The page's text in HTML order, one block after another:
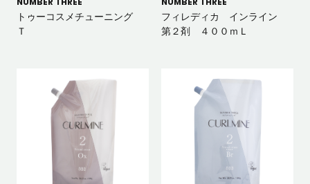
トゥーコスメチューニング
Ｔ
フィレディカ インライン
第２剤 ４００ｍＬ